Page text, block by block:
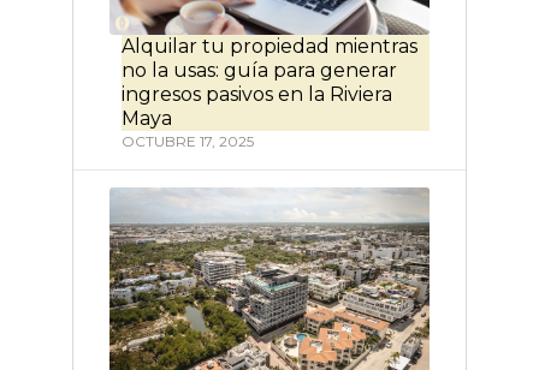
Alquilar tu propiedad mientras
no la usas: guía para generar
ingresos pasivos en la Riviera
Maya
OCTUBRE 17, 2025